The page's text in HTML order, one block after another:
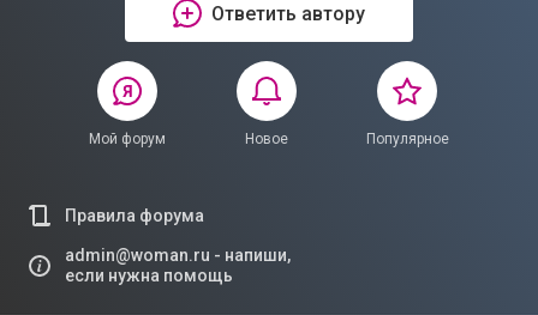
Ответить автору
Мой форум Новое Популярное
Правила форума
admin@woman.ru - напиши,
если нужна помощь